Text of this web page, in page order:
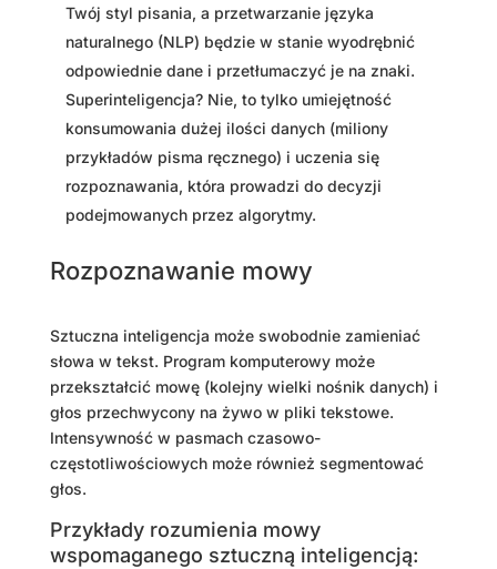
Twój styl pisania, a przetwarzanie języka
naturalnego (NLP) będzie w stanie wyodrębnić
odpowiednie dane i przetłumaczyć je na znaki.
Superinteligencja? Nie, to tylko umiejętność
konsumowania dużej ilości danych (miliony
przykładów pisma ręcznego) i uczenia się
rozpoznawania, która prowadzi do decyzji
podejmowanych przez algorytmy.
Rozpoznawanie mowy
Sztuczna inteligencja może swobodnie zamieniać
słowa w tekst. Program komputerowy może
przekształcić mowę (kolejny wielki nośnik danych) i
głos przechwycony na żywo w pliki tekstowe.
Intensywność w pasmach czasowo-
częstotliwościowych może również segmentować
głos.
Przykłady rozumienia mowy
wspomaganego sztuczną inteligencją: